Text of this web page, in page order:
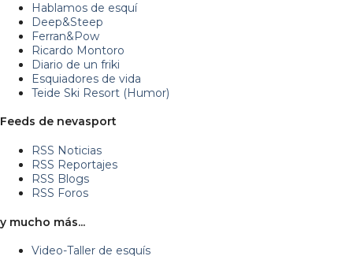
Hablamos de esquí
Deep&Steep
Ferran&Pow
Ricardo Montoro
Diario de un friki
Esquiadores de vida
Teide Ski Resort (Humor)
Feeds de nevasport
RSS Noticias
RSS Reportajes
RSS Blogs
RSS Foros
y mucho más...
Video-Taller de esquís